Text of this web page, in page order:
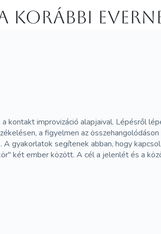
improvizáció alapjaival. Lépésről
a figyelmen az
gyakorlatok segítenek abban, hogy
két ember között. A cél a jelenlét és a